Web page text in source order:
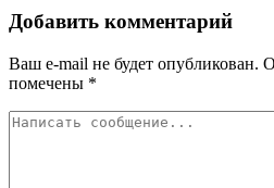
Добавить комментарий
Ваш e-mail не будет опубликован.
помечены *